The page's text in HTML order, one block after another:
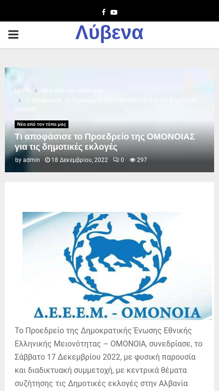
Facebook
Youtube
PRIMARY
Λύβενα
Home
Νέα από τον τόπο μας
Τι αποφάσισε το Προεδρείο της ΟΜΟΝΟΙΑΣ για τις δημοτικές
εκλογές
Νέα από τον τόπο μας
Τι αποφάσισε το Προεδρείο της ΟΜΟΝΟΙΑΣ
για τις δημοτικές εκλογές
by admin 18 Δεκεμβρίου, 2022 0 297
Το Προεδρείο της Δημοκρατικής Ένωσης Εθνικής
Ελληνικής Μειονότητας – ΟΜΟΝΟΙΑ, συνεδρίασε, το
Σάββατο 17 Δεκεμβρίου 2022, με φυσική παρουσία
και διαδικτυακή συμμετοχή, με κεντρικά θέματα
συζήτησης τις Δημοτικές εκλογές στην Αλβανία